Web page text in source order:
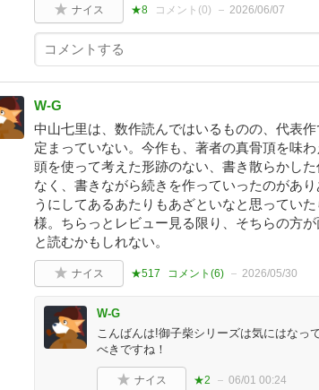
ナイス ★8 コメント(0) 2026/06/07
W-G
中山七里は、数作読んではいるものの、代表
定まっていない。今作も、著者の真骨頂を味
頭を使って考えた形跡のない、書き散らかし
なく、書きながら続きを作っていったのがあ
うにしてあるあたりもあざといなと思ってい
様。ちらっとレビュー見る限り、そちらの方
と読むかもしれない。
ナイス ★517 コメント(6) 2026/05/30
W-G
こんばんは!御子柴シリーズは気にはなっ
べきですね！
ナイス ★2 06/01 00:24